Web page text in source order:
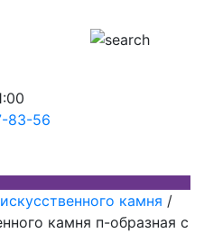
83-56
камня /
камня п-образная с